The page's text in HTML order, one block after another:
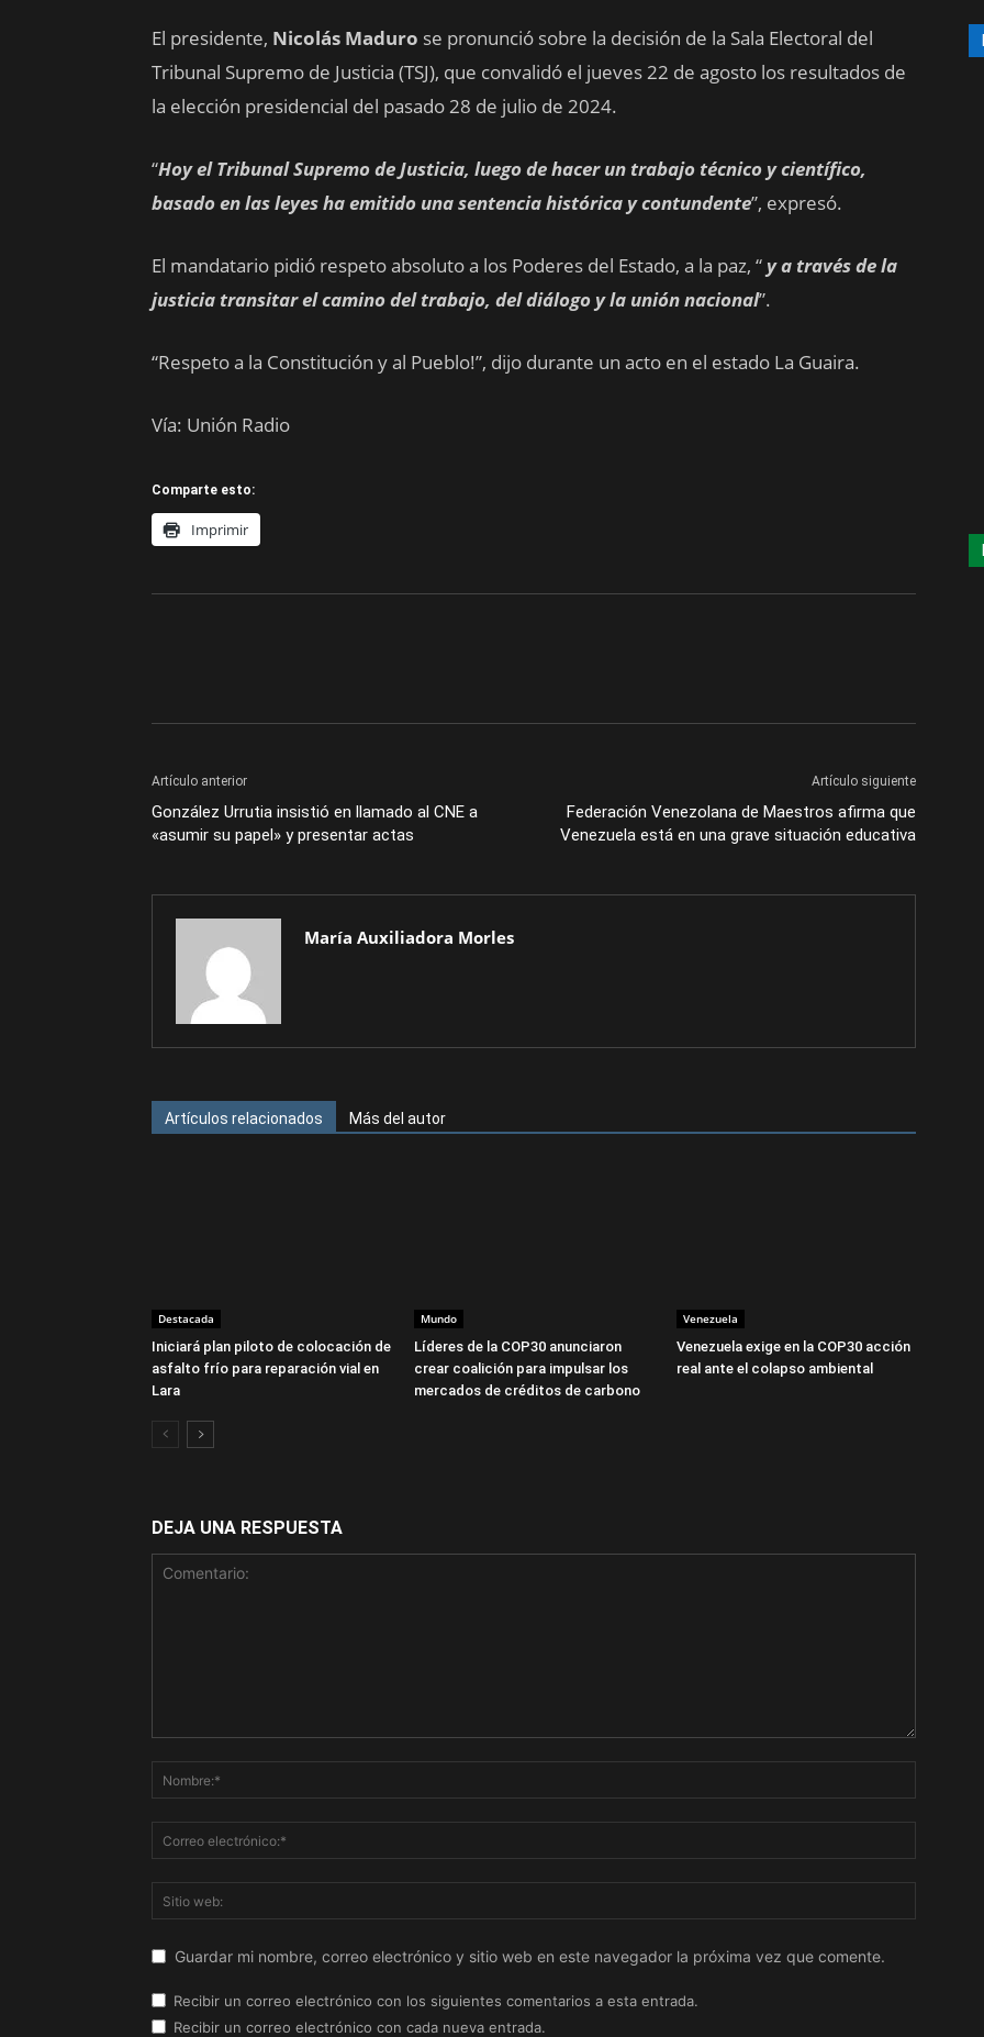
El presidente, Nicolás Maduro se pronunció sobre la decisión de la Sala Electoral del
Tribunal Supremo de Justicia (TSJ), que convalidó el jueves 22 de agosto los resultados de
la elección presidencial del pasado 28 de julio de 2024.
“Hoy el Tribunal Supremo de Justicia, luego de hacer un trabajo técnico y científico,
basado en las leyes ha emitido una sentencia histórica y contundente”, expresó.
El mandatario pidió respeto absoluto a los Poderes del Estado, a la paz, “ y a través de la
justicia transitar el camino del trabajo, del diálogo y la unión nacional”.
“Respeto a la Constitución y al Pueblo!”, dijo durante un acto en el estado La Guaira.
Vía: Unión Radio
Comparte esto:
Imprimir
Artículo anterior
González Urrutia insistió en llamado al CNE a
«asumir su papel» y presentar actas
Artículo siguiente
Federación Venezolana de Maestros afirma que
Venezuela está en una grave situación educativa
María Auxiliadora Morles
Artículos relacionados Más del autor
Destacada
Iniciará plan piloto de colocación de
asfalto frío para reparación vial en
Lara
Mundo
Líderes de la COP30 anunciaron
crear coalición para impulsar los
mercados de créditos de carbono
Venezuela
Venezuela exige en la COP30 acción
real ante el colapso ambiental
DEJA UNA RESPUESTA
Guardar mi nombre, correo electrónico y sitio web en este navegador la próxima vez que comente.
Recibir un correo electrónico con los siguientes comentarios a esta entrada.
Recibir un correo electrónico con cada nueva entrada.